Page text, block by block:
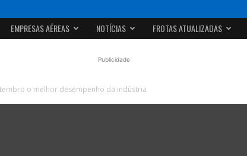
EMPRESAS AÉREAS NOTÍCIAS FROTAS ATUALIZADAS
Publicidade
o melhor desempenho da indústria